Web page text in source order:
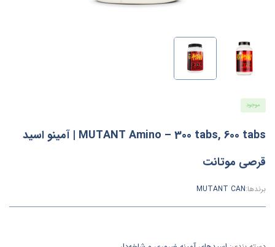
موجود
MUTANT Amino – 300 tabs, 600 tabs | آمینو اسید
قرصی موتانت
برندها:MUTANT CAN